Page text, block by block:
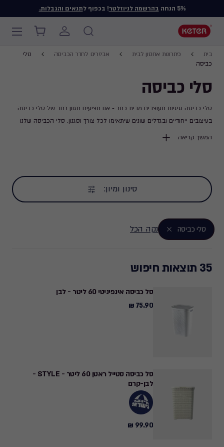
5% הנחה בהרשמה לניוזלטר! בכפוף לתנאים והגבלות.
Main
Navigation
בית פתרונות אחסון לבית אביזרים לחדר הכביסה
סלי
כביסה
סלי כביסה
סלי כביסה וגיגיות מעוצבים מבית כתר - אנו מציעים מגוון רחב של סלי כביסה
בעיצובים ייחודיים ובגדלים שונים שיתאימו לכל צורך וסגנון. סלי הכביסה שלנו
מתאפיינים בעמידות, נוחות וקלות שימוש, והם הפתרון המושלם לארגון וסידור
המשך קריאה
סינון ומיון:
סלי כביסה נקה הכל
35 תוצאות חיפוש
סל כביסה אינפיניטי 60 ליטר - לבן
75.90
75.90 ₪
סל כביסה סטייל ראטן 60 ליטר - STYLE -
לבן-קרם
99.90
99.90 ₪